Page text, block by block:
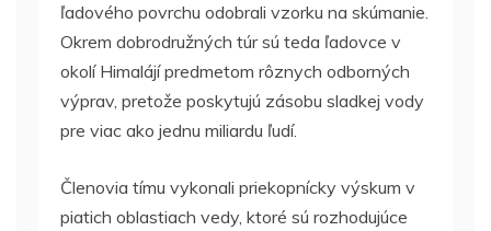
ľadového povrchu odobrali vzorku na skúmanie.
Okrem dobrodružných túr sú teda ľadovce v
okolí Himalájí predmetom rôznych odborných
výprav, pretože poskytujú zásobu sladkej vody
pre viac ako jednu miliardu ľudí.
Členovia tímu vykonali priekopnícky výskum v
piatich oblastiach vedy, ktoré sú rozhodujúce